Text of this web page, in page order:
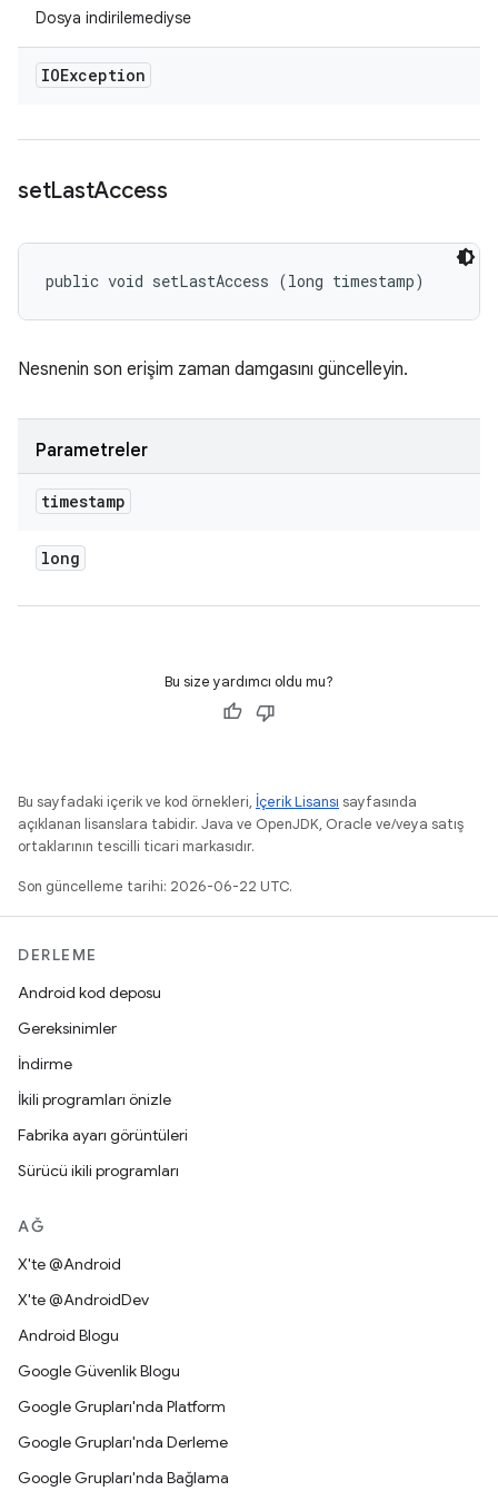
Dosya indirilemediyse
IOException
setLastAccess
public void setLastAccess (long timestamp)
Nesnenin son erişim zaman damgasını güncelleyin.
Parametreler
timestamp
long
Bu size yardımcı oldu mu?
Bu sayfadaki içerik ve kod örnekleri, İçerik Lisansı sayfasında
açıklanan lisanslara tabidir. Java ve OpenJDK, Oracle ve/veya satış
ortaklarının tescilli ticari markasıdır.
Son güncelleme tarihi: 2026-06-22 UTC.
DERLEME
Android kod deposu
Gereksinimler
İndirme
İkili programları önizle
Fabrika ayarı görüntüleri
Sürücü ikili programları
AĞ
X'te @Android
X'te @AndroidDev
Android Blogu
Google Güvenlik Blogu
Google Grupları'nda Platform
Google Grupları'nda Derleme
Google Grupları'nda Bağlama